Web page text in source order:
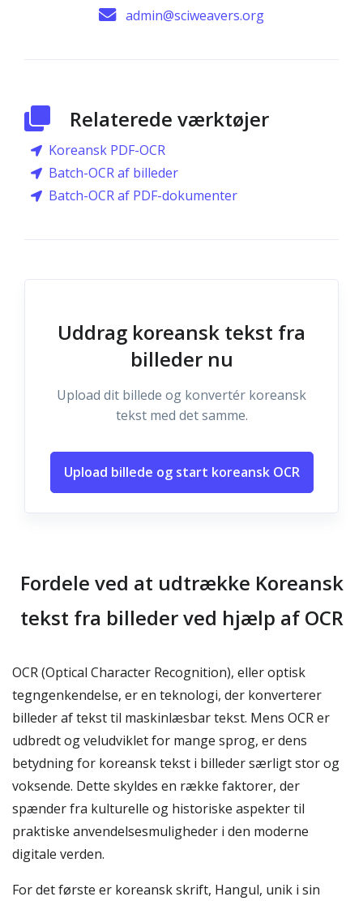
admin@sciweavers.org
Relaterede værktøjer
Koreansk PDF-OCR
Batch-OCR af billeder
Batch-OCR af PDF-dokumenter
Uddrag koreansk tekst fra
billeder nu
Upload dit billede og konvertér koreansk
tekst med det samme.
Upload billede og start koreansk OCR
Fordele ved at udtrække Koreansk
tekst fra billeder ved hjælp af OCR
OCR (Optical Character Recognition), eller optisk
tegngenkendelse, er en teknologi, der konverterer
billeder af tekst til maskinlæsbar tekst. Mens OCR er
udbredt og veludviklet for mange sprog, er dens
betydning for koreansk tekst i billeder særligt stor og
voksende. Dette skyldes en række faktorer, der
spænder fra kulturelle og historiske aspekter til
praktiske anvendelsesmuligheder i den moderne
digitale verden.
For det første er koreansk skrift, Hangul, unik i sin